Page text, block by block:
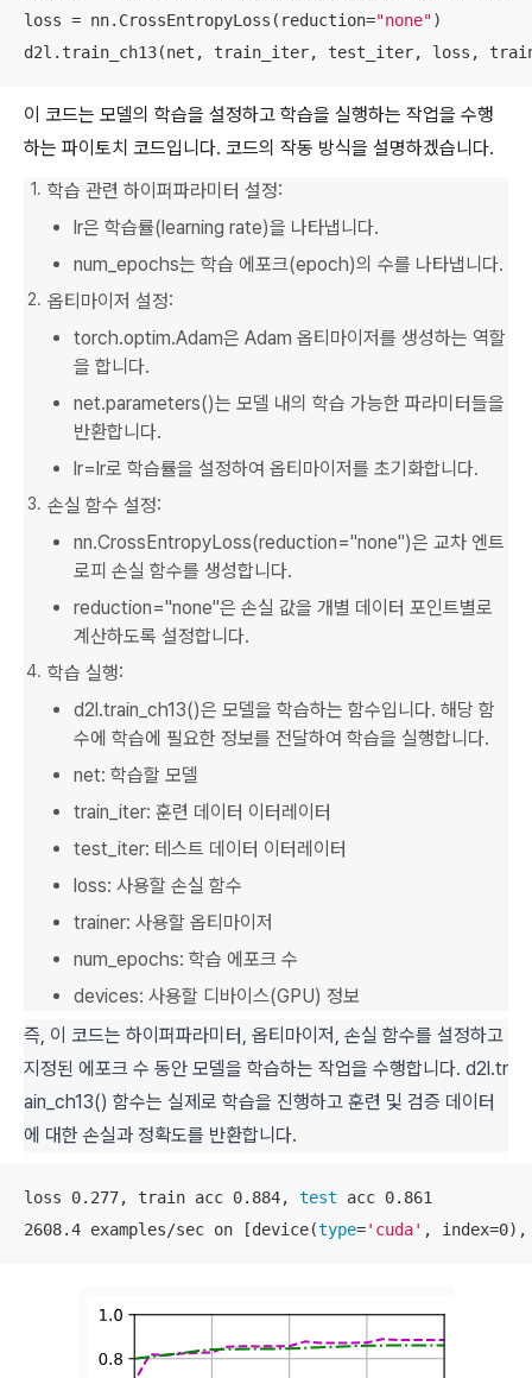
loss = nn.CrossEntropyLoss(reduction="none")
d2l.train_ch13(net, train_iter, test_iter, loss,
이 코드는 모델의 학습을 설정하고 학습을 실행하는 작업을 수행
하는 파이토치 코드입니다. 코드의 작동 방식을 설명하겠습니다.
학습 관련 하이퍼파라미터 설정:
lr은 학습률(learning rate)을 나타냅니다.
num_epochs는 학습 에포크(epoch)의 수를 나타냅니다.
옵티마이저 설정:
torch.optim.Adam은 Adam 옵티마이저를 생성하는 역할
을 합니다.
net.parameters()는 모델 내의 학습 가능한 파라미터들을
반환합니다.
lr=lr로 학습률을 설정하여 옵티마이저를 초기화합니다.
손실 함수 설정:
nn.CrossEntropyLoss(reduction="none")은 교차 엔트
로피 손실 함수를 생성합니다.
reduction="none"은 손실 값을 개별 데이터 포인트별로
계산하도록 설정합니다.
학습 실행:
d2l.train_ch13()은 모델을 학습하는 함수입니다. 해당 함
수에 학습에 필요한 정보를 전달하여 학습을 실행합니다.
net: 학습할 모델
train_iter: 훈련 데이터 이터레이터
test_iter: 테스트 데이터 이터레이터
loss: 사용할 손실 함수
trainer: 사용할 옵티마이저
num_epochs: 학습 에포크 수
devices: 사용할 디바이스(GPU) 정보
즉, 이 코드는 하이퍼파라미터, 옵티마이저, 손실 함수를 설정하고
지정된 에포크 수 동안 모델을 학습하는 작업을 수행합니다. d2l.tr
ain_ch13() 함수는 실제로 학습을 진행하고 훈련 및 검증 데이터
에 대한 손실과 정확도를 반환합니다.
loss 0.277, train acc 0.884, test acc 0.861
2608.4 examples/sec on [device(type='cuda' ,